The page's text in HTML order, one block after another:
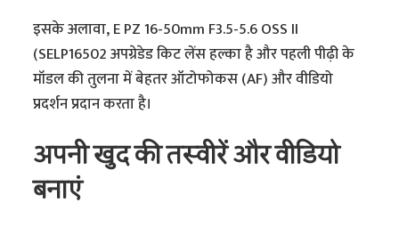
इसके अलावा, E PZ 16-50mm F3.5-5.6 OSS II
(SELP16502 अपग्रेडेड किट लेंस हल्का है और पहली पीढ़ी के
मॉडल की तुलना में बेहतर ऑटोफोकस (AF) और वीडियो
प्रदर्शन प्रदान करता है।
अपनी खुद की तस्वीरें और वीडियो
बनाएं